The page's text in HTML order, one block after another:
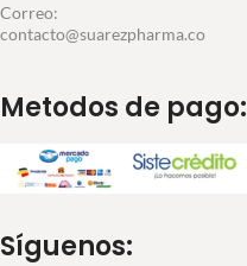
Correo:
contacto@suarezpharma.co
Metodos de pago:
Síguenos: